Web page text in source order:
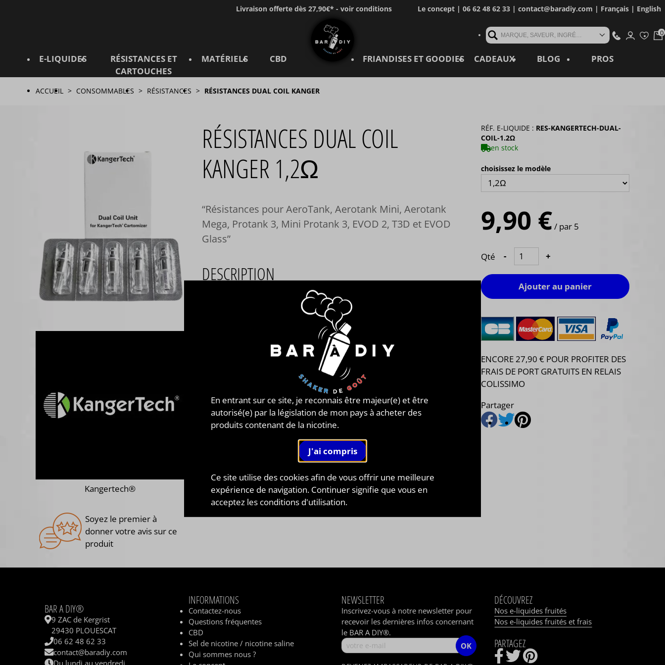
Livraison offerte dès 27,90€* - voir conditions Le concept| 06 62 48 62 33 | contact@baradiy.com | Français| English
MARQUE, SAVEUR, INGRÉDIENT, RÉFÉRENCE, MOT CLÉ...
E-LIQUIDES
RÉSISTANCES ET
CARTOUCHES
MATÉRIELS CBD FRIANDISES ET GOODIES CADEAUX BLOG PROS
ACCUEIL CONSOMMABLES RÉSISTANCES RÉSISTANCES DUAL COIL KANGER
RÉSISTANCES DUAL COIL
KANGER 1,2Ω
Résistances pour AeroTank, Aerotank Mini, Aerotank
Mega, Protank 3, Mini Protank 3, EVOD 2, T3D et EVOD
Glass
DESCRIPTION
Pack de 5 résistances de remplacement pour le Clearomiseur
AeroTank, Aerotank Mini, Aerotank Mega, Protank 3, Mini
Protank 3, EVOD 2, T3D et EVOD Glass.
1,2Ω, 1,5Ω ou 1.8Ω.
RÉF. E-LIQUIDE : RES-KANGERTECH-DUAL-
COIL-1.2Ω
en stock
choisissez le modèle
9,90 €/ par 5
Qté - +
Ajouter au panier
ENCORE 27,90 € POUR PROFITER DES
FRAIS DE PORT GRATUITS EN RELAIS
COLISSIMO
Partager
Kangertech®
Soyez le premier à
donner votre avis sur ce
produit
BAR A DIY®
9 ZAC de Kergrist
29430 PLOUESCAT
06 62 48 62 33
contact@baradiy.com
INFORMATIONS
Contactez-nous
Questions fréquentes
CBD
Sel de nicotine / nicotine saline
Qui sommes nous ?
NEWSLETTER
Inscrivez-vous à notre newsletter pour
recevoir les dernières infos concernant
le BAR A DIY®.
OK
DÉCOUVREZ
Nos e-liquides fruités
Nos e-liquides fruités et frais
PARTAGEZ
En entrant sur ce site, je reconnais être majeur(e) et être
autorisé(e) par la législation de mon pays à acheter des
produits contenant de la nicotine.
Ce site utilise des cookies afin de vous offrir une meilleure
expérience de navigation. Continuer signifie que vous en
acceptez les conditions d'utilisation.